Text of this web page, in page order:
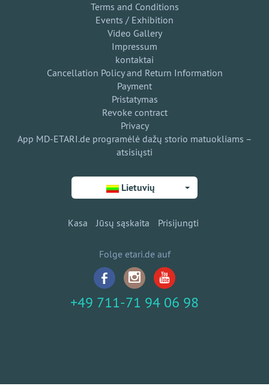
Terms and Conditions
Events / Exhibition
Video Gallery
Impressum
kontaktai
Cancellation Policy and Return Information
Payment
Pristatymas
Revoke contract
Privacy
App MD-ETARI.de programėlė dažų storio matuokliams –
atsisiųsti
Lietuvių
Kasa Jūsų sąskaita Prisijungti
Folge etari.de auf
+49 711-71 94 06 98